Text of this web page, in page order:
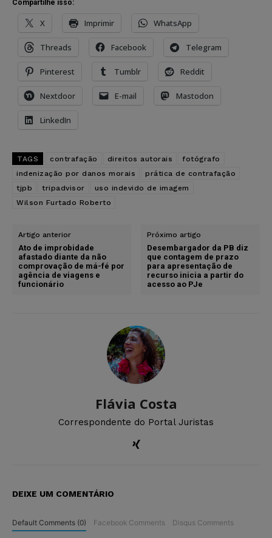
Compartilhe isso:
X Imprimir WhatsApp
Threads Facebook Telegram
Pinterest Tumblr Reddit
Nextdoor E-mail Mastodon
LinkedIn
TAGS contrafação direitos autorais
fotógrafo
indenização por danos morais
prática de contrafação
tjpb
tripadvisor
uso indevido de imagem
Wilson Furtado Roberto
Artigo anterior
Ato de improbidade
afastado diante da não
comprovação de má-fé por
agência de viagens e
funcionário
Próximo artigo
Desembargador da PB diz
que contagem de prazo
para apresentação de
recurso inicia a partir do
acesso ao PJe
Flávia Costa
Correspondente do Portal Juristas
DEIXE UM COMENTÁRIO
Default Comments (0) Facebook Comments Disqus Comments